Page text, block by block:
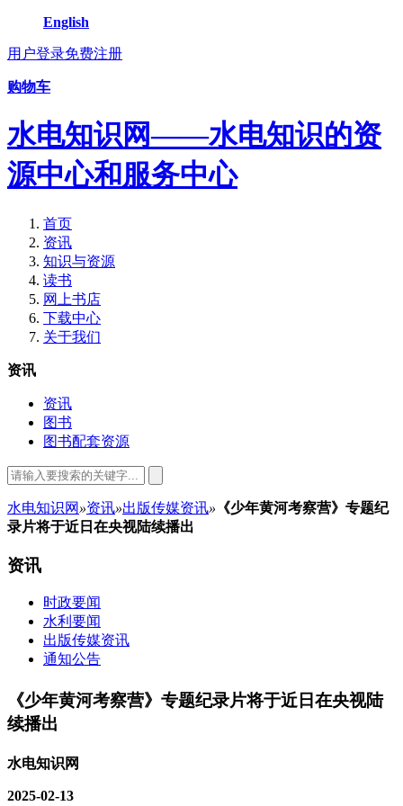
English
用户登录免费注册
购物车
水电知识网——水电知识的资
源中心和服务中心
首页
资讯
知识与资源
读书
网上书店
下载中心
关于我们
资讯
资讯
图书
图书配套资源
水电知识网 »资讯»出版传媒资讯» 《少年黄河考察营》专题纪
录片将于近日在央视陆续播出
资讯
时政要闻
水利要闻
出版传媒资讯
通知公告
《少年黄河考察营》专题纪录片将于近日在央视陆
续播出
水电知识网
2025-02-13